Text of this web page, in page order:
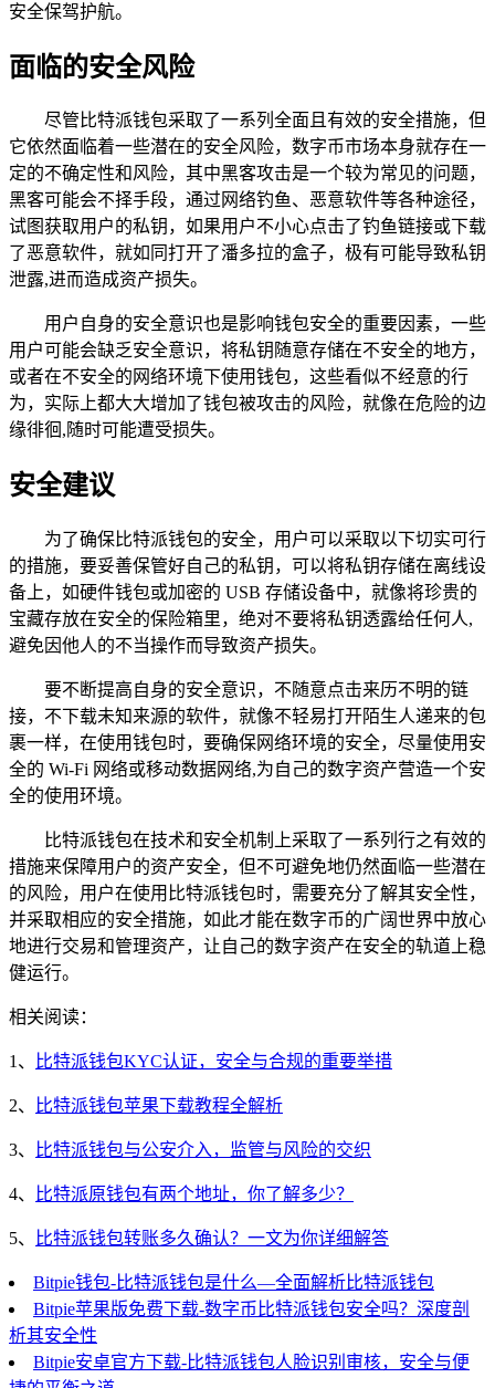
安全保驾护航。
面临的安全风险
尽管比特派钱包采取了一系列全面且有效的安全措施，但
它依然面临着一些潜在的安全风险，数字币市场本身就存在一
定的不确定性和风险，其中黑客攻击是一个较为常见的问题，
黑客可能会不择手段，通过网络钓鱼、恶意软件等各种途径，
试图获取用户的私钥，如果用户不小心点击了钓鱼链接或下载
了恶意软件，就如同打开了潘多拉的盒子，极有可能导致私钥
泄露,进而造成资产损失。
用户自身的安全意识也是影响钱包安全的重要因素，一些
用户可能会缺乏安全意识，将私钥随意存储在不安全的地方，
或者在不安全的网络环境下使用钱包，这些看似不经意的行
为，实际上都大大增加了钱包被攻击的风险，就像在危险的边
缘徘徊,随时可能遭受损失。
安全建议
为了确保比特派钱包的安全，用户可以采取以下切实可行
的措施，要妥善保管好自己的私钥，可以将私钥存储在离线设
备上，如硬件钱包或加密的 USB 存储设备中，就像将珍贵的
宝藏存放在安全的保险箱里，绝对不要将私钥透露给任何人,
避免因他人的不当操作而导致资产损失。
要不断提高自身的安全意识，不随意点击来历不明的链
接，不下载未知来源的软件，就像不轻易打开陌生人递来的包
裹一样，在使用钱包时，要确保网络环境的安全，尽量使用安
全的 Wi-Fi 网络或移动数据网络,为自己的数字资产营造一个安
全的使用环境。
比特派钱包在技术和安全机制上采取了一系列行之有效的
措施来保障用户的资产安全，但不可避免地仍然面临一些潜在
的风险，用户在使用比特派钱包时，需要充分了解其安全性，
并采取相应的安全措施，如此才能在数字币的广阔世界中放心
地进行交易和管理资产，让自己的数字资产在安全的轨道上稳
健运行。
相关阅读：
1、 比特派钱包KYC认证，安全与合规的重要举措
2、 比特派钱包苹果下载教程全解析
3、 比特派钱包与公安介入，监管与风险的交织
4、 比特派原钱包有两个地址，你了解多少？
5、 比特派钱包转账多久确认？一文为你详细解答
Bitpie钱包-比特派钱包是什么—全面解析比特派钱包
Bitpie苹果版免费下载-数字币比特派钱包安全吗？深度剖
析其安全性
Bitpie安卓官方下载-比特派钱包人脸识别审核，安全与便